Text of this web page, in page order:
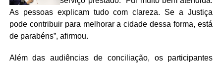
As pessoas explicam tudo com clareza. Se a Justiça
pode contribuir para melhorar a cidade dessa forma, está
de parabéns”, afirmou.
Além das audiências de conciliação, os participantes